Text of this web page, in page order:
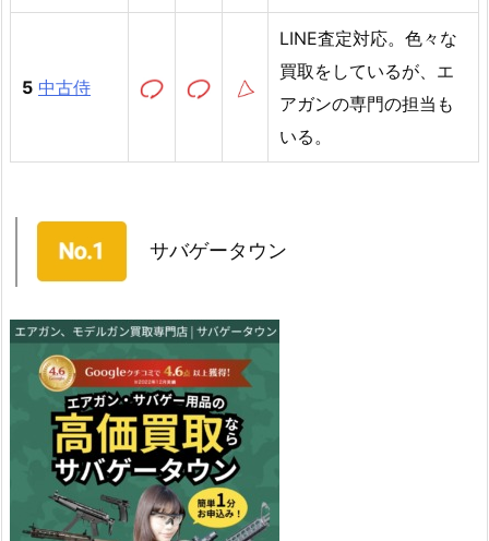
5 中古侍
LINE査定対応。色々な
買取をしているが、エ
アガンの専門の担当も
いる。
サバゲータウン